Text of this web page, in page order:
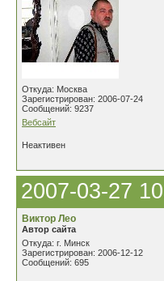
Откуда: Москва
Зарегистрирован: 2006-07-24
Сообщений: 9237
Вебсайт
Неактивен
2007-03-27
Виктор Лео
Автор сайта
Откуда: г. Минск
Зарегистрирован: 2006-12-12
Сообщений: 695